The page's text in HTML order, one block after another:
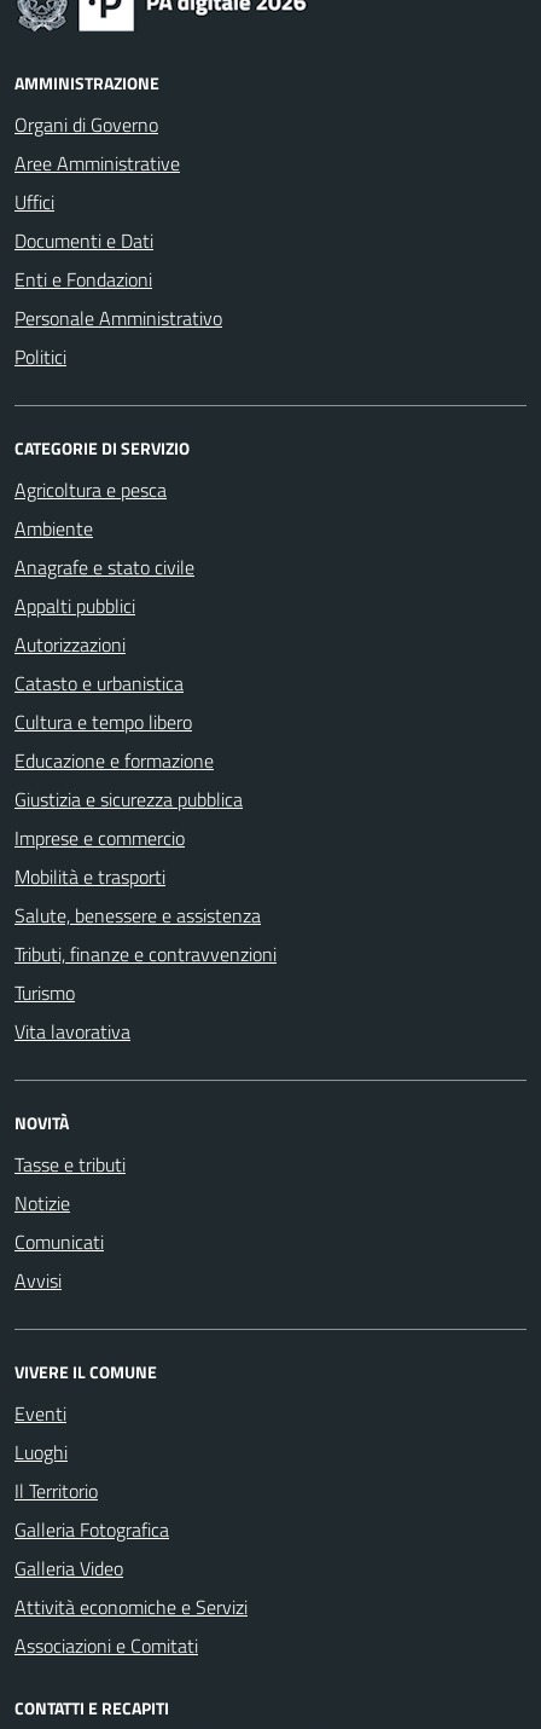
AMMINISTRAZIONE
Organi di Governo
Aree Amministrative
Uffici
Documenti e Dati
Enti e Fondazioni
Personale Amministrativo
Politici
CATEGORIE DI SERVIZIO
Agricoltura e pesca
Ambiente
Anagrafe e stato civile
Appalti pubblici
Autorizzazioni
Catasto e urbanistica
Cultura e tempo libero
Educazione e formazione
Giustizia e sicurezza pubblica
Imprese e commercio
Mobilità e trasporti
Salute, benessere e assistenza
Tributi, finanze e contravvenzioni
Turismo
Vita lavorativa
NOVITÀ
Tasse e tributi
Notizie
Comunicati
Avvisi
VIVERE IL COMUNE
Eventi
Luoghi
Il Territorio
Galleria Fotografica
Galleria Video
Attività economiche e Servizi
Associazioni e Comitati
CONTATTI E RECAPITI